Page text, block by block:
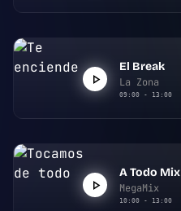
El Break
La Zona
09:00 - 13:00
A Todo Mix
MegaMix
10:00 - 13:00